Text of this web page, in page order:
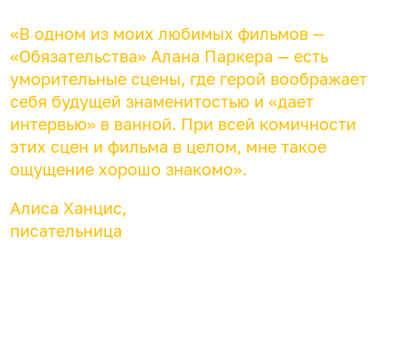
«В одном из моих любимых фильмов —
«Обязательства» Алана Паркера — есть
уморительные сцены, где герой воображает
себя будущей знаменитостью и «дает
интервью» в ванной. При всей комичности
этих сцен и фильма в целом, мне такое
ощущение хорошо знакомо».
Алиса Ханцис,
писательница